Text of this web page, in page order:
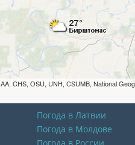
CHS, OSU, UNH, CSUMB, National
Погода в Латвии
Погода в Молдове